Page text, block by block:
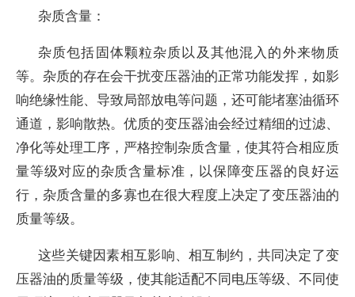
杂质含量：
杂质包括固体颗粒杂质以及其他混入的外来物质
等。杂质的存在会干扰变压器油的正常功能发挥，如影
响绝缘性能、导致局部放电等问题，还可能堵塞油循环
通道，影响散热。优质的变压器油会经过精细的过滤、
净化等处理工序，严格控制杂质含量，使其符合相应质
量等级对应的杂质含量标准，以保障变压器的良好运
行，杂质含量的多寡也在很大程度上决定了变压器油的
质量等级。
这些关键因素相互影响、相互制约，共同决定了变
压器油的质量等级，使其能适配不同电压等级、不同使